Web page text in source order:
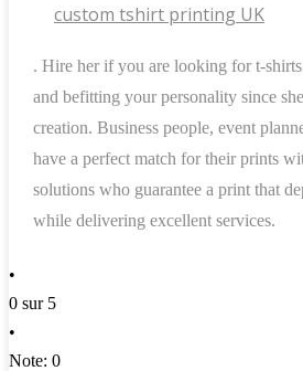
custom tshirt printing UK
. Hire her if you are looking for t-
and befitting your personality since
creation. Business people, event
have a perfect match for their prints
solutions who guarantee a print that
while delivering excellent services.
•
0 sur 5
•
Note: 0